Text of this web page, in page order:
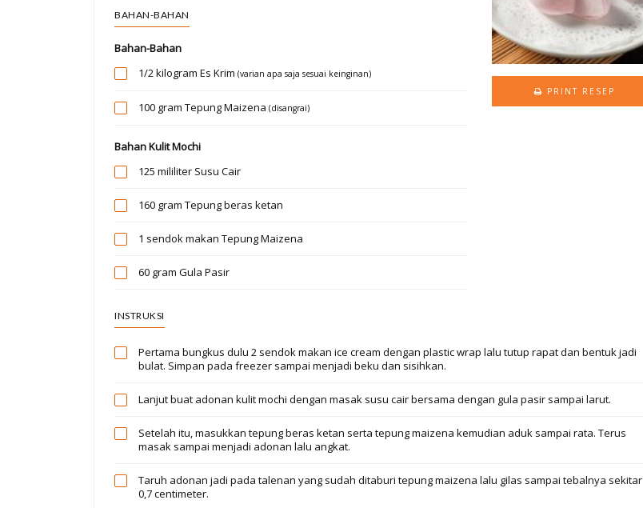
PRINT RESEP
BAHAN-BAHAN
Bahan-Bahan
1/2 kilogram Es Krim (varian apa saja sesuai keinginan)
100 gram Tepung Maizena (disangrai)
Bahan Kulit Mochi
125 mililiter Susu Cair
160 gram Tepung beras ketan
1 sendok makan Tepung Maizena
60 gram Gula Pasir
INSTRUKSI
Pertama bungkus dulu 2 sendok makan ice cream dengan plastic wrap lalu tutup rapat dan bentuk jadi
bulat. Simpan pada freezer sampai menjadi beku dan sisihkan.
Lanjut buat adonan kulit mochi dengan masak susu cair bersama dengan gula pasir sampai larut.
Setelah itu, masukkan tepung beras ketan serta tepung maizena kemudian aduk sampai rata. Terus
masak sampai menjadi adonan lalu angkat.
Taruh adonan jadi pada talenan yang sudah ditaburi tepung maizena lalu gilas sampai tebalnya sekitar
0,7 centimeter.